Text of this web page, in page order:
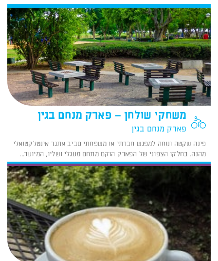
משחקי שולחן – פארק מנחם בגין
פארק מנחם בגין
פינה שקטה ונוחה למפגש חברתי או משפחתי סביב אתגר אינטלקטואלי
מהנה. בחלקו הצפוני של הפארק הוקם מתחם מעגלי ושליו, המיועד...